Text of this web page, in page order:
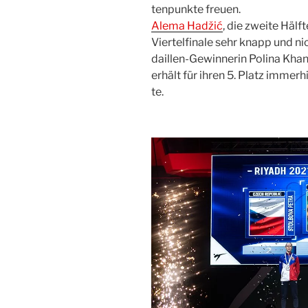
ten­punk­te freu­en.
Ale­ma Hadžić, die zwei­te
Vier­tel­fi­na­le sehr knapp und
dail­len-Gewin­ne­rin Poli­na
erhält für ihren 5. Platz
te.